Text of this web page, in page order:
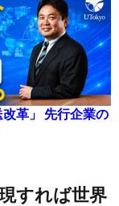
革」 先行企業の